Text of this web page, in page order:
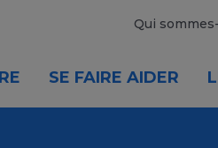
Qui
SE FAIRE AIDER